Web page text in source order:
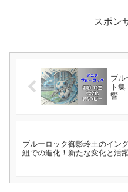
スポン
ブル
ト
響
ブルーロック御影玲王のイン
組での進化！新たな変化と活